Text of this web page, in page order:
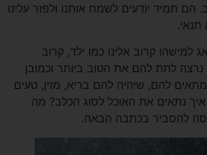
תמיד יודעים לשמח אותנו ולפזר עלינו
למישהו קרוב אלינו כמו ילד, קרוב
לתת להם את הטוב ביותר וכמובן
להם, שיהיה להם בריא, מזין, טעים
איך נתאים את האוכל לסוג הכלב? מה
להסביר בכתבה הבאה.